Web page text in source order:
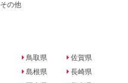
その他
鳥取県
島根県
佐賀県
長崎県